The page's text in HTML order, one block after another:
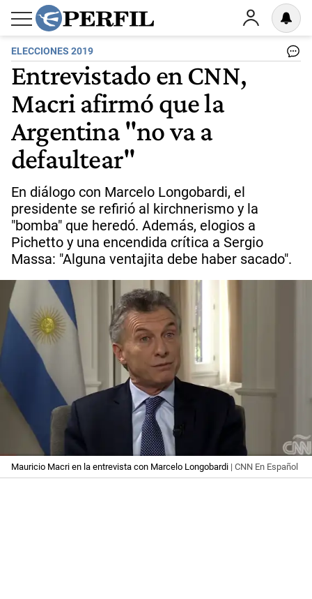
ELECCIONES 2019
Entrevistado en CNN,
Macri afirmó que la
Argentina "no va a
defaultear"
En diálogo con Marcelo Longobardi, el
presidente se refirió al kirchnerismo y la
"bomba" que heredó. Además, elogios a
Pichetto y una encendida crítica a Sergio
Massa: "Alguna ventajita debe haber sacado".
Mauricio Macri en la entrevista con Marcelo Longobardi | CNN En Español